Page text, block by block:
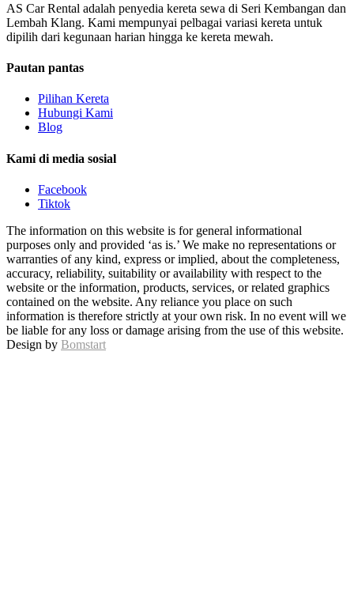
AS Car Rental adalah penyedia kereta sewa di Seri Kembangan dan
Lembah Klang. Kami mempunyai pelbagai variasi kereta untuk
dipilih dari kegunaan harian hingga ke kereta mewah.
Pautan pantas
Pilihan Kereta
Hubungi Kami
Blog
Kami di media sosial
Facebook
Tiktok
The information on this website is for general informational
purposes only and provided ‘as is.’ We make no representations or
warranties of any kind, express or implied, about the completeness,
accuracy, reliability, suitability or availability with respect to the
website or the information, products, services, or related graphics
contained on the website. Any reliance you place on such
information is therefore strictly at your own risk. In no event will we
be liable for any loss or damage arising from the use of this website.
Design by Bomstart